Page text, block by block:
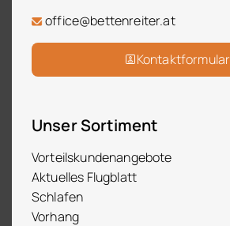
office@bettenreiter.at
Kontaktformular
Unser Sortiment
Vorteilskundenangebote
Aktuelles Flugblatt
Schlafen
Vorhang